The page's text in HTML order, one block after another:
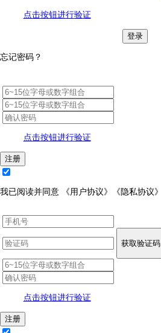
点击按钮进行验证
登录
忘记密码？
点击按钮进行验证
注册
我已阅读并同意 《用户协议》 《隐私协议》
获取验证码
点击按钮进行验证
注册